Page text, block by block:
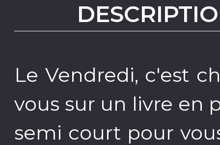
Le Vendredi, c'est
vous sur un livre en
semi court pour